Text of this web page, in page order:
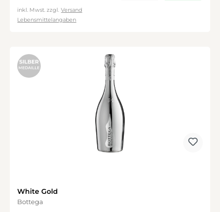
inkl. Mwst. zzgl. Versand
Lebensmittelangaben
White Gold
Bottega